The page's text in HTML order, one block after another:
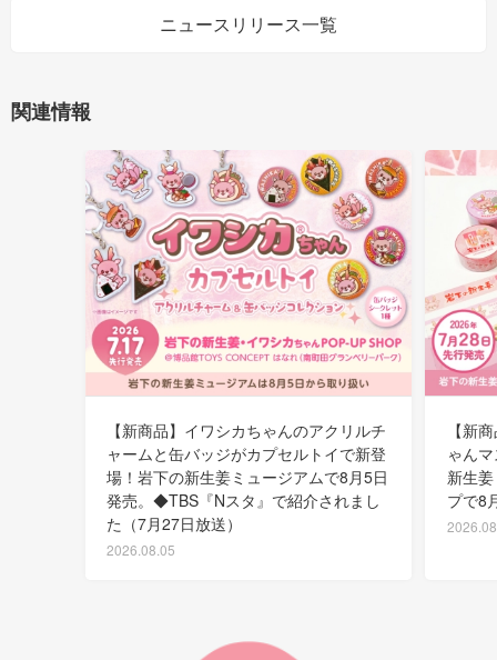
ニュースリリース一覧
関連情報
【新商品】イワシカちゃんのアクリルチ
ャームと缶バッジがカプセルトイで新登
場！岩下の新生姜ミュージアムで8月5日
発売。◆TBS『Nスタ』で紹介されまし
た（7月27日放送）
2026.08.05
【新
ゃん
新生
プで8